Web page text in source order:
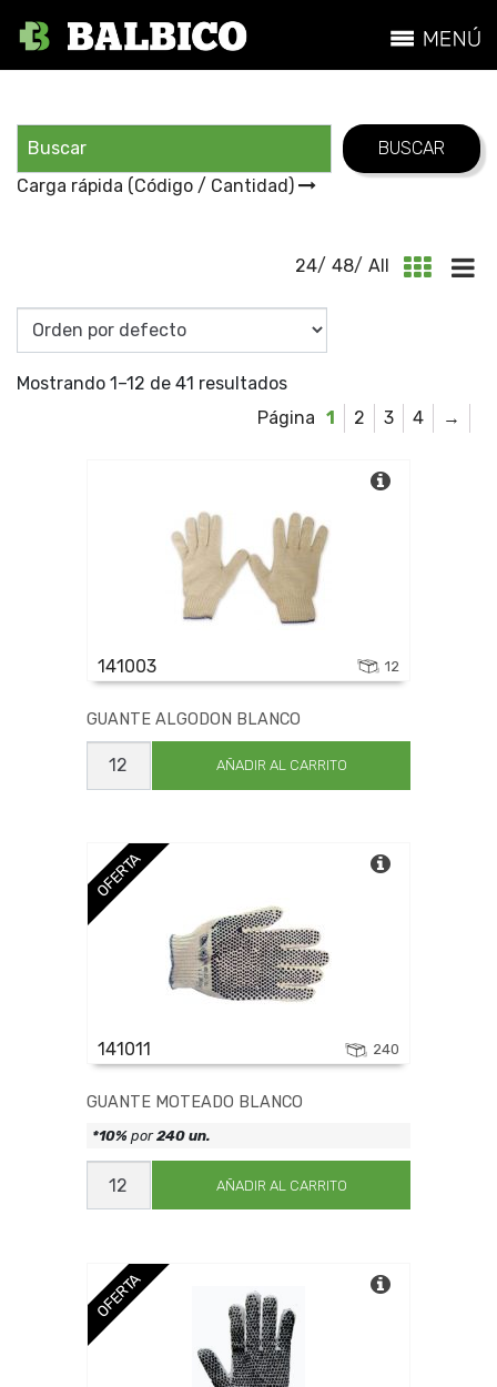
Carga rápida (Código / Cantidad)
24/ 48/ All
Mostrando 1–12 de 41 resultados
1
2 3 4 →
141003 12
GUANTE ALGODON BLANCO
GUANTE
ALGODON
AÑADIR AL CARRITO
OFERTA
141011 240
GUANTE MOTEADO BLANCO
GUANTE
MOTEADO
BLANCO
AÑADIR AL CARRITO
*10%por240 un.
OFERTA